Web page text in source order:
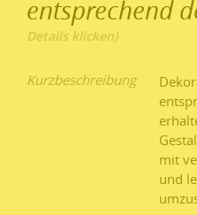
entsprechend
Kurzbeschreibung
mit
und